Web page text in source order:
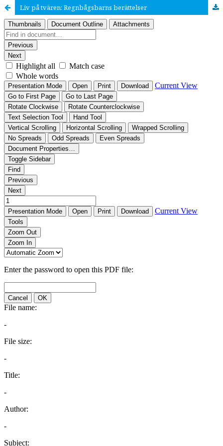
Liv på tvären: Regnbågsbarns berättelser